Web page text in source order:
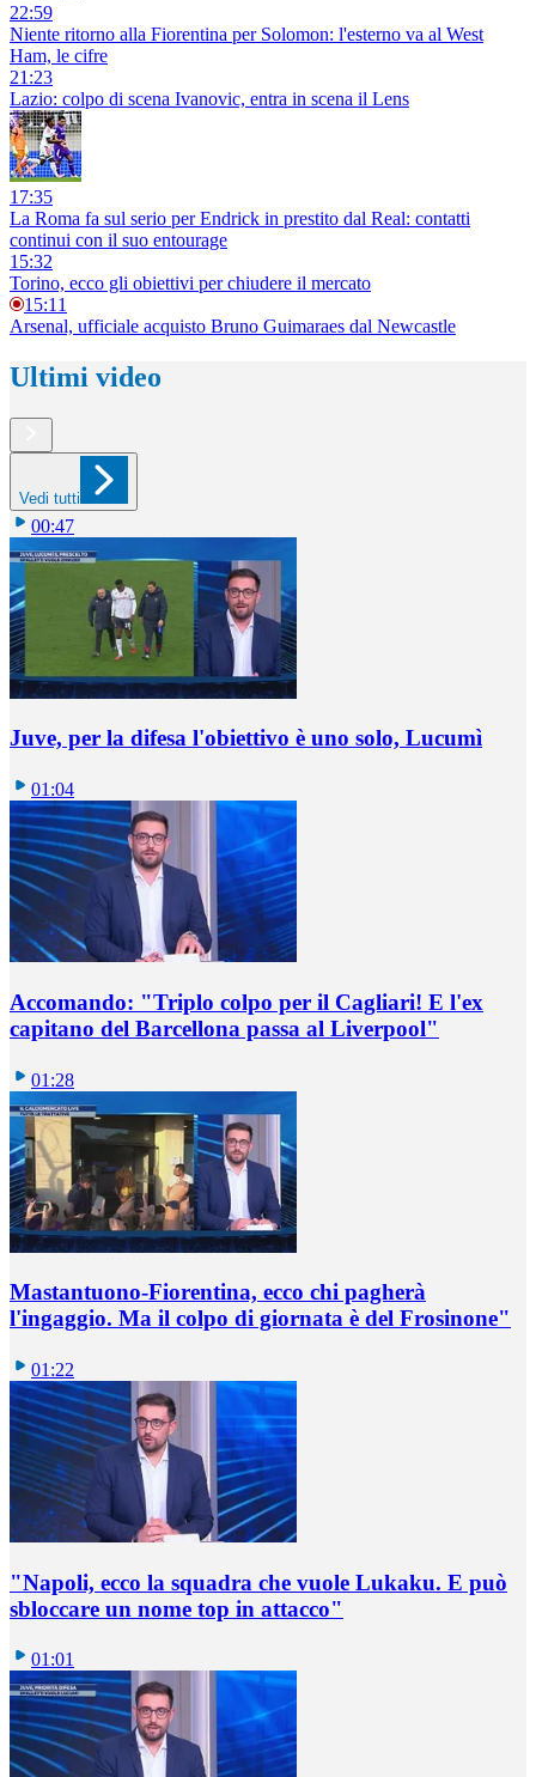
22:59
Niente ritorno alla Fiorentina per Solomon: l'esterno va al West
Ham, le cifre
21:23
Lazio: colpo di scena Ivanovic, entra in scena il Lens
17:35
La Roma fa sul serio per Endrick in prestito dal Real: contatti
continui con il suo entourage
15:32
Torino, ecco gli obiettivi per chiudere il mercato
15:11
Arsenal, ufficiale acquisto Bruno Guimaraes dal Newcastle
Ultimi video
Vedi tutti
00:47
Juve, per la difesa l'obiettivo è uno solo, Lucumì
01:04
Accomando: "Triplo colpo per il Cagliari! E l'ex
capitano del Barcellona passa al Liverpool"
01:28
Mastantuono-Fiorentina, ecco chi pagherà
l'ingaggio. Ma il colpo di giornata è del Frosinone"
01:22
"Napoli, ecco la squadra che vuole Lukaku. E può
sbloccare un nome top in attacco"
01:01